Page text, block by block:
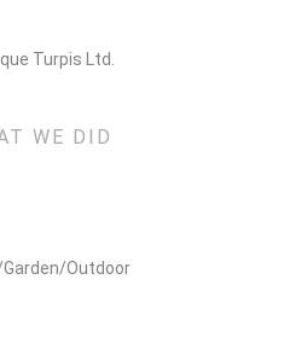
Turpis Ltd.
WE DID
Garden/Outdoor